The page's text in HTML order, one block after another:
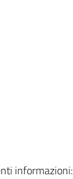
informazioni: